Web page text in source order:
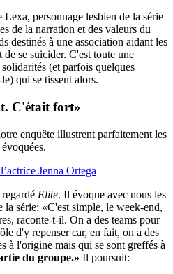
personnage lesbien de la série
de la narration et des valeurs du
destinés à une association aidant les
se suicider. C'est toute une
(et parfois quelques
qui se tissent alors.
C'était fort»
enquête illustrent parfaitement les
Jenna Ortega
Elite. Il évoque avec nous les
la série: «C'est simple, le week-end,
raconte-t-il. On a des teams pour
d'y repenser car, en fait, on a des
à l'origine mais qui se sont greffés à
du groupe.» Il poursuit: